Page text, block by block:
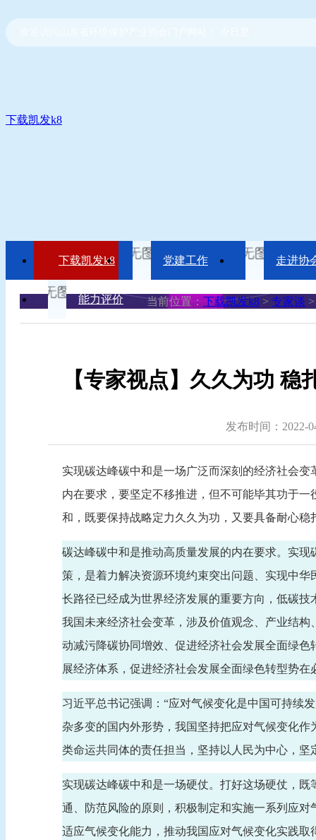
下载凯发k8
下载凯发k8 党建工作 走进协
能力评价 当前位置： 下载凯发k8 > 专家谈
【专家视点】久久为功
发布时间：2022-
实现碳达峰碳中和是一场广泛而深刻的经济社会
内在要求，要坚定不移推进，但不可能毕其功于
和，既要保持战略定力久久为功，又要具备耐心
碳达峰碳中和是推动高质量发展的内在要求。实
策，是着力解决资源环境约束突出问题、实现中
长路径已经成为世界经济发展的重要方向，低碳
我国未来经济社会变革，涉及价值观念、产业结
动减污降碳协同增效、促进经济社会发展全面绿
展经济体系，促进经济社会发展全面绿色转型势在
习近平总书记强调：“应对气候变化是中国可持续
杂多变的国内外形势，我国坚持把应对气候变化
类命运共同体的责任担当，坚持以人民为中心，
实现碳达峰碳中和是一场硬仗。打好这场硬仗，
通、防范风险的原则，积极制定和实施一系列应
适应气候变化能力，推动我国应对气候变化实践取